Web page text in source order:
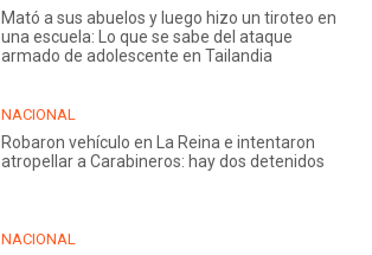
Mató a sus abuelos y luego hizo un tiroteo en
una escuela: Lo que se sabe del ataque
armado de adolescente en Tailandia
NACIONAL
Robaron vehículo en La Reina e intentaron
atropellar a Carabineros: hay dos detenidos
NACIONAL